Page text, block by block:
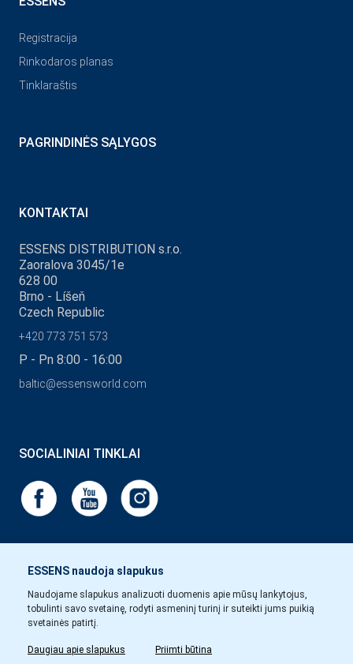
ESSENS naudoja slapukus
Naudojame slapukus analizuoti duomenis apie mūsų lankytojus,
tobulinti savo svetainę, rodyti asmeninį turinį ir suteikti jums puikią
svetainės patirtį.
Daugiau apie slapukus Priimti būtina
Registracija
Rinkodaros planas
Tinklaraštis
PAGRINDINĖS SĄLYGOS
KONTAKTAI
ESSENS DISTRIBUTION s.r.o.
Zaoralova 3045/1e
628 00
Brno - Líšeň
Czech Republic
+420 773 751 573
P - Pn 8:00 - 16:00
baltic@essensworld.com
SOCIALINIAI TINKLAI